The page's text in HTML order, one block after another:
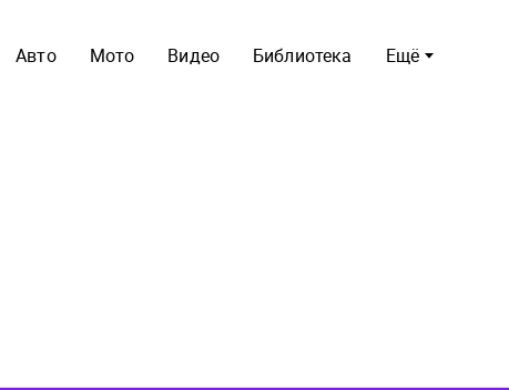
Ещё
Авто Мото Видео Библиотека